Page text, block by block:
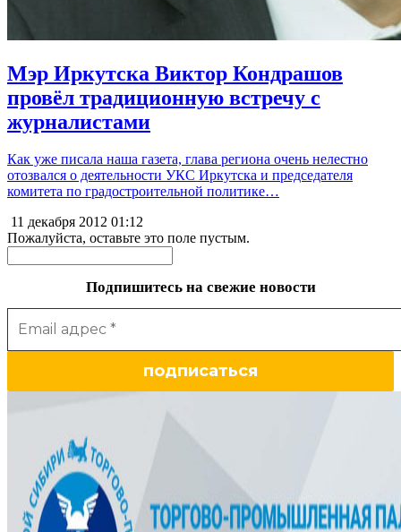
Мэр Иркутска Виктор Кондрашов
провёл традиционную встречу с
журналистами
Как уже писала наша газета, глава региона очень нелестно
отозвался о деятельности УКС Иркутска и председателя
комитета по градостроительной политике…
11 декабря 2012 01:12
Пожалуйста, оставьте это поле пустым.
Подпишитесь на свежие новости